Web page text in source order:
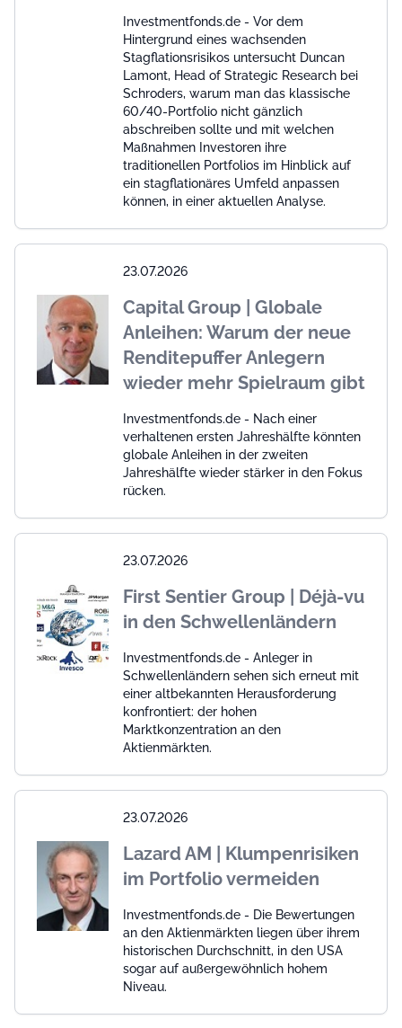
Investmentfonds.de - Vor dem
Hintergrund eines wachsenden
Stagflationsrisikos untersucht Duncan
Lamont, Head of Strategic Research bei
Schroders, warum man das klassische
60/40-Portfolio nicht gänzlich
abschreiben sollte und mit welchen
Maßnahmen Investoren ihre
traditionellen Portfolios im Hinblick auf
ein stagflationäres Umfeld anpassen
können, in einer aktuellen Analyse.
23.07.2026
Capital Group | Globale
Anleihen: Warum der neue
Renditepuffer Anlegern
wieder mehr Spielraum gibt
Investmentfonds.de - Nach einer
verhaltenen ersten Jahreshälfte könnten
globale Anleihen in der zweiten
Jahreshälfte wieder stärker in den Fokus
rücken.
23.07.2026
First Sentier Group | Déjà-vu
in den Schwellenländern
Investmentfonds.de - Anleger in
Schwellenländern sehen sich erneut mit
einer altbekannten Herausforderung
konfrontiert: der hohen
Marktkonzentration an den
Aktienmärkten.
23.07.2026
Lazard AM | Klumpenrisiken
im Portfolio vermeiden
Investmentfonds.de - Die Bewertungen
an den Aktienmärkten liegen über ihrem
historischen Durchschnitt, in den USA
sogar auf außergewöhnlich hohem
Niveau.